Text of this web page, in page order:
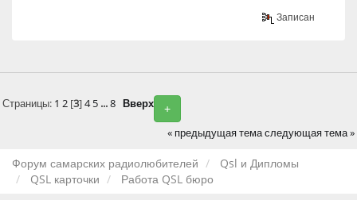
Записан
+
Страницы: 1 2[3]4 5 ...8 Вверх
« предыдущая темаследующая тема »
Форум самарских радиолюбителей
Qsl и Дипломы
QSL карточки
Работа QSL бюро